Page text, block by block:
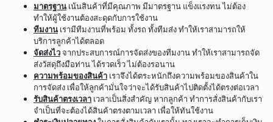
มาตรฐาน เน้นสินค้าที่มีคุณภาพ มีมาตรฐาน แข็งแรงทน ไม่ต้อง
ทำให้ผู้ใช้งานต้องสะดุดกับการใช้งาน
ทีมงาน เรามีทีมงานที่พร้อม ทั้งรถ ทั้งทีมส่ง ทำให้เราสามารถให้
บริการลูกค้าได้ตลอด
จัดส่งไวจากประสบการณ์การจัดส่งของทีมงาน ทำให้เราสามารถจัด
ส่งวัสดุถึงมือท่าน ได้รวดเร็ว ไม่ต้องรอนาน
ความพร้อมของสินค้า เราจึงได้ตระหนักถึงความพร้อมของสินค้าใน
การจัดส่ง เพื่อให้ลูกค้ามั่นใจว่าจะได้รับสินค้าไปติดตั้งได้ตรงต่อเวลา
รับสินค้าตรงเวลา เวลาเป็นสิ่งสำคัญ หากลูกค้า ทำการสั่งสินค้ากับเรา
จำเป็นที่จะต้องได้สินค้าตรงตามเวลา เพื่อให้ทันใช้งาน